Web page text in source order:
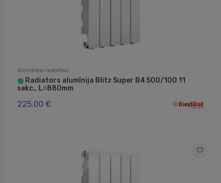
Alumīnija radiatori
⬤ Radiators alumīnija Blitz Super B4 500/100 11
sekc., L=880mm
225.00 €